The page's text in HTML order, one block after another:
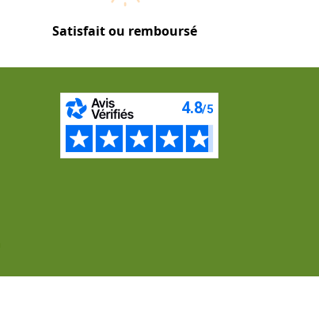
Satisfait ou remboursé